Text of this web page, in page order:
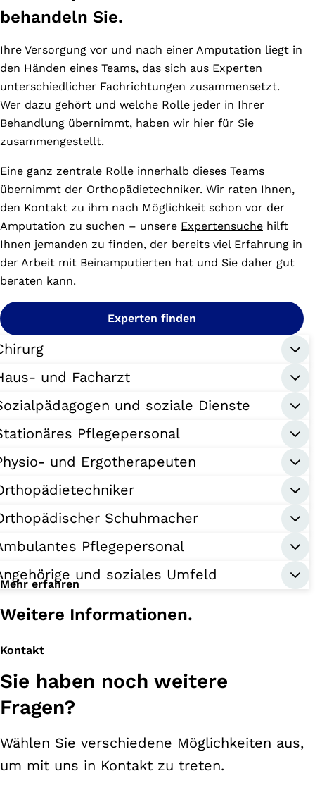
behandeln Sie.
Ihre Versorgung vor und nach einer Amputation liegt in
den Händen eines Teams, das sich aus Experten
unterschiedlicher Fachrichtungen zusammensetzt.
Wer dazu gehört und welche Rolle jeder in Ihrer
Behandlung übernimmt, haben wir hier für Sie
zusammengestellt.
Eine ganz zentrale Rolle innerhalb dieses Teams
übernimmt der Orthopädietechniker. Wir raten Ihnen,
den Kontakt zu ihm nach Möglichkeit schon vor der
Amputation zu suchen – unsere Expertensuche hilft
Ihnen jemanden zu finden, der bereits viel Erfahrung in
der Arbeit mit Beinamputierten hat und Sie daher gut
beraten kann.
Experten finden
und Facharzt
und soziale Dienste
Pflegepersonal
und Ergotherapeuten
Schuhmacher
Pflegepersonal
und soziales Umfeld
Mehr erfahren
Weitere Informationen.
Kontakt
Sie haben noch weitere
Fragen?
Wählen Sie verschiedene Möglichkeiten aus,
um mit uns in Kontakt zu treten.